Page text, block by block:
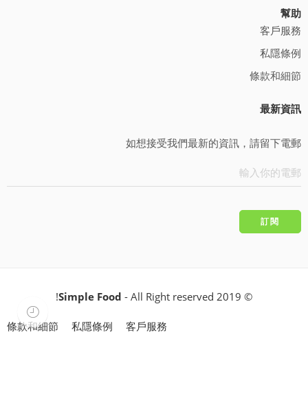
幫助
客戶服務
私隱條例
條款和細節
最新資訊
如想接受我們最新的資訊，請留下電郵
© 2019
Simple Food - All Right reserved!
客戶服務
私隱條例
條款和細節